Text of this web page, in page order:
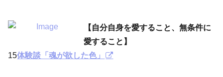
【自分自身を愛すること、無条件に
愛すること】
15体験談「魂が欲した色」